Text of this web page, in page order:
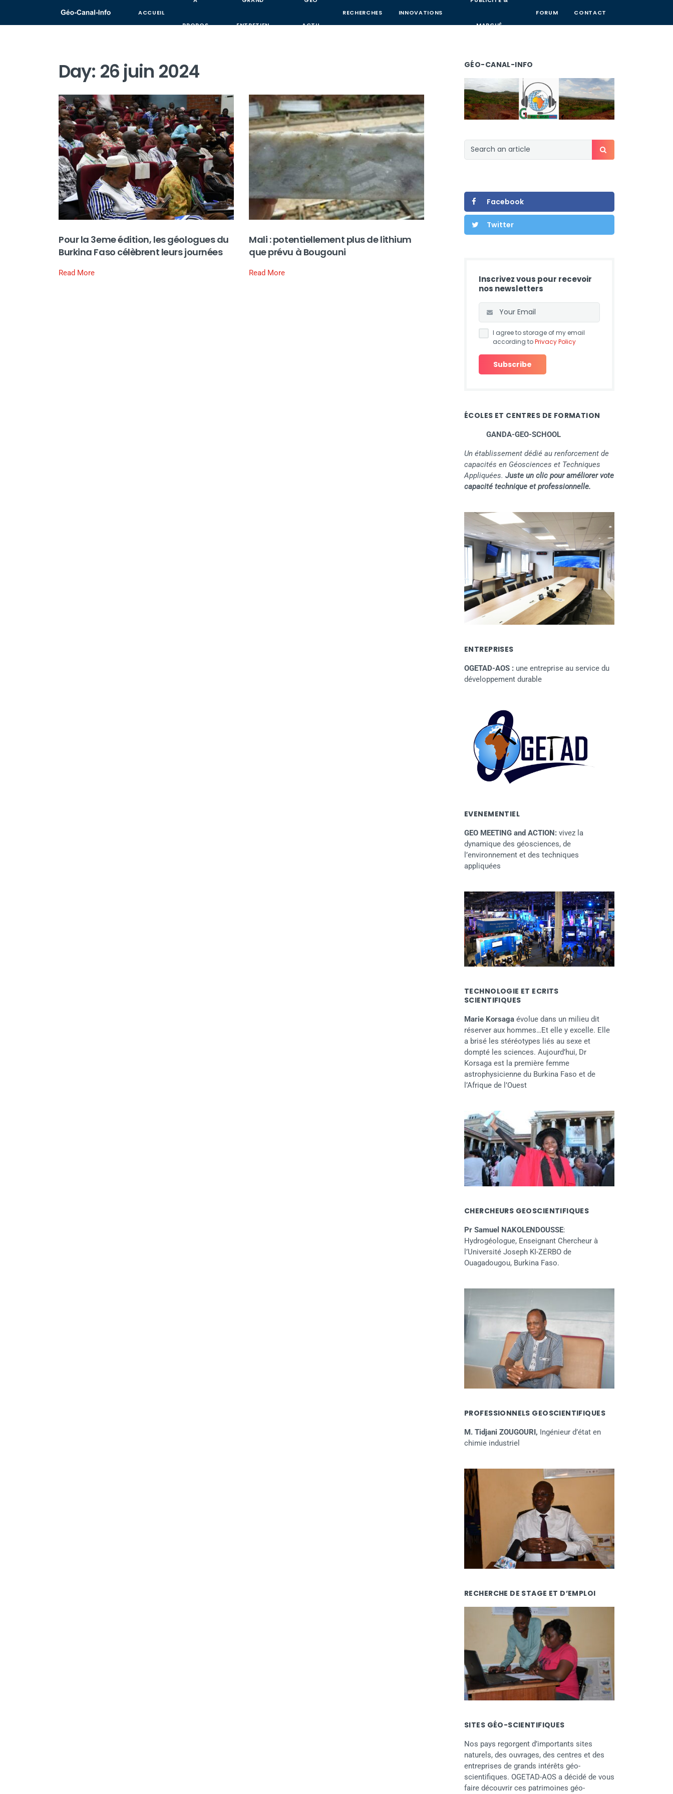
ACCUEIL
PROPOS ENTRETIEN ACTU
RECHERCHES INNOVATIONS
MARCHÉ
FORUM CONTACT
Day: 26 juin 2024
Pour la 3eme édition, les géologues du
Burkina Faso célèbrent leurs journées
Read More
Mali : potentiellement plus de lithium
que prévu à Bougouni
Read More
GÉO-CANAL-INFO
Facebook
Twitter
Inscrivez vous pour recevoir
nos newsletters
I agree to storage of my email
according toPrivacy Policy
ÉCOLES ET CENTRES DE FORMATION
GANDA-GEO-SCHOOL
Un établissement dédié au renforcement de
capacités en Géosciences et Techniques
Appliquées. Juste un clic pour améliorer vote
capacité technique et professionnelle.
ENTREPRISES
OGETAD-AOS : une entreprise au service du
développement durable
EVENEMENTIEL
GEO MEETING and ACTION: vivez la
dynamique des géosciences, de
l’environnement et des techniques
appliquées
TECHNOLOGIE ET ECRITS
SCIENTIFIQUES
Marie Korsaga évolue dans un milieu dit
réserver aux hommes…Et elle y excelle. Elle
a brisé les stéréotypes liés au sexe et
dompté les sciences. Aujourd’hui, Dr
Korsaga est la première femme
astrophysicienne du Burkina Faso et de
l’Afrique de l’Ouest
CHERCHEURS GEOSCIENTIFIQUES
Pr Samuel NAKOLENDOUSSE:
Hydrogéologue, Enseignant Chercheur à
l’Université Joseph KI-ZERBO de
Ouagadougou, Burkina Faso.
PROFESSIONNELS GEOSCIENTIFIQUES
M. Tidjani ZOUGOURI, Ingénieur d’état en
chimie industriel
RECHERCHE DE STAGE ET D’EMPLOI
SITES GÉO-SCIENTIFIQUES
Nos pays regorgent d’importants sites
naturels, des ouvrages, des centres et des
entreprises de grands intérêts géo-
scientifiques. OGETAD-AOS a décidé de vous
faire découvrir ces patrimoines géo-